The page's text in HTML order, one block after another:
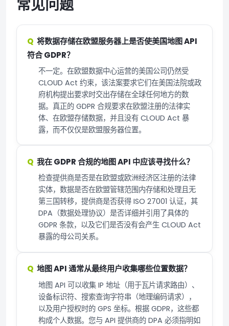
常见问题
将数据存储在欧盟服务器上是否使美国地图 API
符合 GDPR？
不一定。在欧盟数据中心运营的美国公司仍然受
CLOUD Act 约束，该法案要求它们在美国法院或政
府机构提出要求时交出存储在全球任何地方的数
据。真正的 GDPR 合规要求在欧盟注册的法律实
体、在欧盟存储数据，并且没有 CLOUD Act 暴
露，而不仅仅是欧盟服务器位置。
我在 GDPR 合规的地图 API 中应该寻找什么？
检查提供商是否是在欧盟或欧洲经济区注册的法律
实体，数据是否在欧盟管辖范围内存储和处理且无
第三国转移，提供商是否获得 ISO 27001 认证，其
DPA（数据处理协议）是否详细并引用了具体的
GDPR 条款，以及它们是否没有会产生 CLOUD Act
暴露的母公司关系。
地图 API 通常从最终用户收集哪些位置数据？
地图 API 可以收集 IP 地址（用于瓦片请求路由）、
设备标识符、搜索查询字符串（地理编码请求），
以及用户授权时的 GPS 坐标。根据 GDPR，这些都
构成个人数据。您与 API 提供商的 DPA 必须指明如